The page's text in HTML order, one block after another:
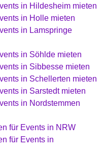
in Hildesheim mieten
in Holle mieten
in Lamspringe
in Söhlde mieten
in Sibbesse mieten
in Schellerten mieten
in Sarstedt mieten
in Nordstemmen
für Events in NRW
für Events in